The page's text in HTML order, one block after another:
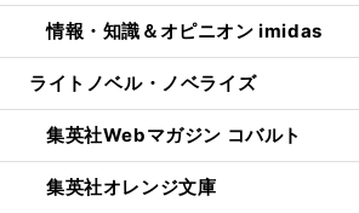
情報・知識＆オピニオン imidas
ライトノベル・ノベライズ
集英社Webマガジン コバルト
集英社オレンジ文庫